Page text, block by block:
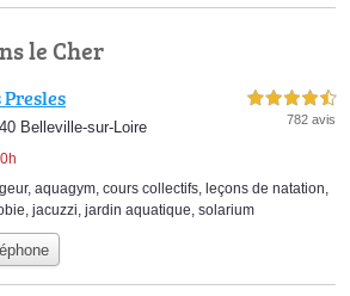
le Cher
Belleville-sur-Loire
4,5 étoiles sur 5
782 avis
, aquagym cours collectifs leçons de natation
jacuzzi jardin aquatique solarium